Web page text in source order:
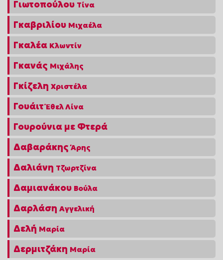
Γιωτοπούλου Τίνα
Γκαβριλίου Μιχαέλα
Γκαλέα Κλωντίν
Γκανάς Μιχάλης
Γκίζελη Χριστέλα
Γουάιτ Έθελ Λίνα
Γουρούνια με Φτερά
Δαβαράκης Άρης
Δαλιάνη Τζωρτζίνα
Δαμιανάκου Βούλα
Δαρλάση Αγγελική
Δελή Μαρία
Δερμιτζάκη Μαρία